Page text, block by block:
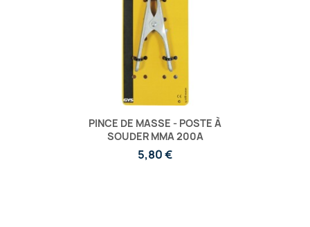
PINCE DE MASSE - POSTE À
SOUDER MMA 200A
5,80 €